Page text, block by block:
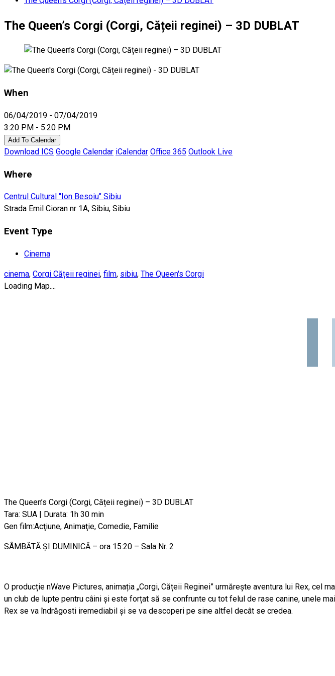
The Queen’s Corgi (Corgi, Cățeii reginei) – 3D DUBLAT
When
06/04/2019 - 07/04/2019
3:20 PM - 5:20 PM
Add To Calendar
Download ICS Google Calendar iCalendar Office 365 Outlook Live
Where
Centrul Cultural "Ion Besoiu" Sibiu
Strada Emil Cioran nr 1A, Sibiu, Sibiu
Event Type
Cinema
cinema, Corgi Cățeii reginei, film, sibiu, The Queen's Corgi
Loading Map....
The Queen’s Corgi (Corgi, Cățeii reginei) – 3D DUBLAT
Tara: SUA | Durata: 1h 30 min
Gen film:Acţiune, Animaţie, Comedie, Familie
SÂMBĂTĂ ȘI DUMINICĂ – ora 15:20 – Sala Nr. 2
O producție nWave Pictures, animația „Corgi, Cățeii Reginei” urmărește aventura lui Rex,
un club de lupte pentru câini și este forțat să se confrunte cu tot felul de rase canine, unele
Rex se va îndrăgosti iremediabil și se va descoperi pe sine altfel decât se credea.